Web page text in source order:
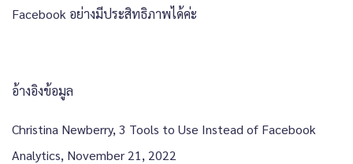
Facebook อย่างมีประสิทธิภาพได้ค่ะ
อ้างอิงข้อมูล
Christina Newberry, 3 Tools to Use Instead of Facebook
Analytics, November 21, 2022